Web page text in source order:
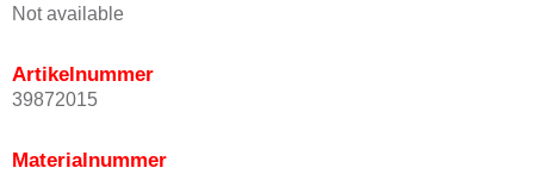
Not available
Artikelnummer
39872015
Materialnummer